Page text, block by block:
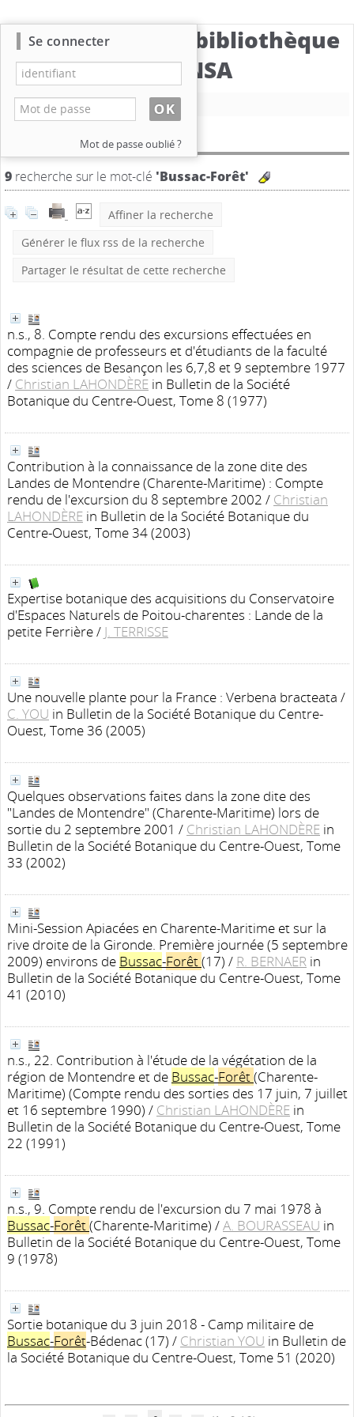
Catalogue de la bibliothèque
du CBNSA
Nouvelle recherche
Résultat de la recherche
9 recherche sur le mot-clé 'Bussac-Forêt'
Affiner la recherche
Générer le flux rss de la recherche
Partager le résultat de cette recherche
n.s., 8. Compte rendu des excursions effectuées en
compagnie de professeurs et d'étudiants de la faculté
des sciences de Besançon les 6,7,8 et 9 septembre 1977
/ Christian LAHONDÈRE in Bulletin de la Société
Botanique du Centre-Ouest, Tome 8 (1977)
Contribution à la connaissance de la zone dite des
Landes de Montendre (Charente-Maritime) : Compte
rendu de l'excursion du 8 septembre 2002 / Christian
LAHONDÈRE in Bulletin de la Société Botanique du
Centre-Ouest, Tome 34 (2003)
Expertise botanique des acquisitions du Conservatoire
d'Espaces Naturels de Poitou-charentes : Lande de la
petite Ferrière/ J. TERRISSE
Une nouvelle plante pour la France : Verbena bracteata /
C. YOU in Bulletin de la Société Botanique du Centre-
Ouest, Tome 36 (2005)
Quelques observations faites dans la zone dite des
"Landes de Montendre" (Charente-Maritime) lors de
sortie du 2 septembre 2001 / Christian LAHONDÈRE in
Bulletin de la Société Botanique du Centre-Ouest, Tome
33 (2002)
Mini-Session Apiacées en Charente-Maritime et sur la
rive droite de la Gironde. Première journée (5 septembre
2009) environs de Bussac-Forêt(17) / R. BERNAER in
Bulletin de la Société Botanique du Centre-Ouest, Tome
41 (2010)
n.s., 22. Contribution à l'étude de la végétation de la
région de Montendre et de Bussac-Forêt(Charente-
Maritime) (Compte rendu des sorties des 17 juin, 7 juillet
et 16 septembre 1990) / Christian LAHONDÈRE in
Bulletin de la Société Botanique du Centre-Ouest, Tome
22 (1991)
n.s., 9. Compte rendu de l'excursion du 7 mai 1978 à
Bussac-Forêt(Charente-Maritime) /A. BOURASSEAU in
Bulletin de la Société Botanique du Centre-Ouest, Tome
9 (1978)
Sortie botanique du 3 juin 2018 - Camp militaire de
Bussac-Forêt-Bédenac (17) / Christian YOU in Bulletin de
la Société Botanique du Centre-Ouest, Tome 51 (2020)
Se connecter
Mot de passe oublié ?